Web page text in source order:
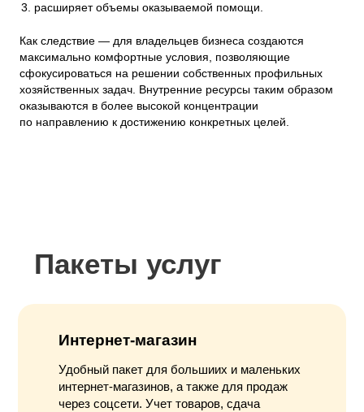
расширяет объемы оказываемой помощи.
Как следствие — для владельцев бизнеса создаются
максимально комфортные условия, позволяющие
сфокусироваться на решении собственных профильных
хозяйственных задач. Внутренние ресурсы таким образом
оказываются в более высокой концентрации
по направлению к достижению конкретных целей.
Пакеты услуг
Интернет-магазин
Удобный пакет для большиих и маленьких
интернет-магазинов, а также для продаж
через соцсети. Учет товаров, сдача